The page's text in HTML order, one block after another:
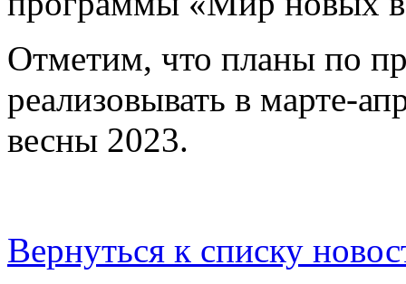
Отметим, что планы по
реализовывать в марте-
весны 2023.
Вернуться к списку